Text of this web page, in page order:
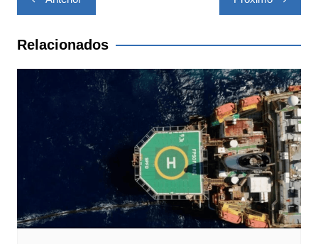
de
Post
Relacionados